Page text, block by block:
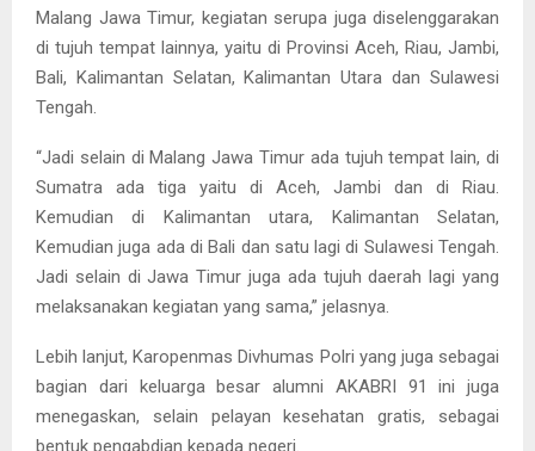
Malang Jawa Timur, kegiatan serupa juga diselenggarakan
di tujuh tempat lainnya, yaitu di Provinsi Aceh, Riau, Jambi,
Bali, Kalimantan Selatan, Kalimantan Utara dan Sulawesi
Tengah.
“Jadi selain di Malang Jawa Timur ada tujuh tempat lain, di
Sumatra ada tiga yaitu di Aceh, Jambi dan di Riau.
Kemudian di Kalimantan utara, Kalimantan Selatan,
Kemudian juga ada di Bali dan satu lagi di Sulawesi Tengah.
Jadi selain di Jawa Timur juga ada tujuh daerah lagi yang
melaksanakan kegiatan yang sama,” jelasnya.
Lebih lanjut, Karopenmas Divhumas Polri yang juga sebagai
bagian dari keluarga besar alumni AKABRI 91 ini juga
menegaskan, selain pelayan kesehatan gratis, sebagai
bentuk pengabdian kepada negeri.